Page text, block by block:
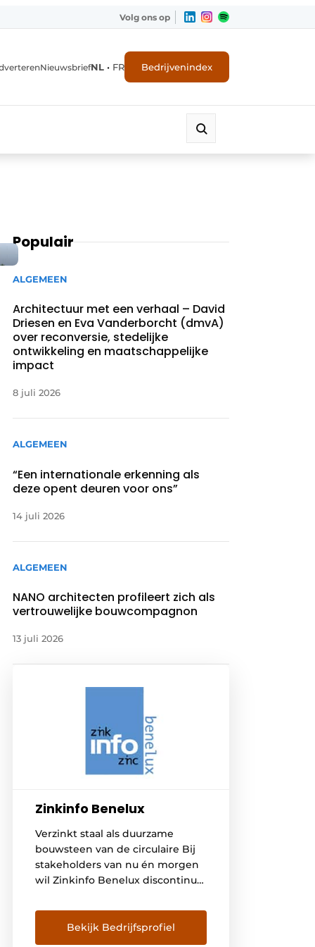
Volg ons op
NieuwsbriefNL • FR Bedrijvenindex
Populair
ALGEMEEN
Architectuur met een verhaal – David
Driesen en Eva Vanderborcht (dmvA)
over reconversie, stedelijke
ontwikkeling en maatschappelijke
impact
8 juli 2026
ALGEMEEN
“Een internationale erkenning als
deze opent deuren voor ons”
14 juli 2026
ALGEMEEN
NANO architecten profileert zich als
vertrouwelijke bouwcompagnon
13 juli 2026
Zinkinfo Benelux
Verzinkt staal als duurzame
bouwsteen van de circulaire Bij
stakeholders van nu én morgen
wil Zinkinfo Benelux discontinu
erkend laten worden als de
meest doelmatige en duurzame
vorm van corrosiepreventie voor
Bekijk Bedrijfsprofiel